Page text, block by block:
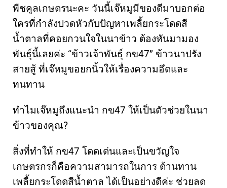
พืชคูลเกษตรนะคะ วันนี้เจ๊หมูมีของดีมาบอกต่อ
ใครที่กำลังปวดหัวกับปัญหาเพลี้ยกระโดดสี
น้ำตาลที่คอยกวนใจในนาข้าว ต้องหันมามอง
พันธุ์นี้เลยค่ะ “ข้าวเจ้าพันธุ์ กข47” ข้าวนาปรัง
สายสู้ ที่เจ๊หมูขอยกนิ้วให้เรื่องความอึดและ
ทนทาน
ทำไมเจ๊หมูถึงแนะนำ กข47 ให้เป็นตัวช่วยในนา
ข้าวของคุณ?
สิ่งที่ทำให้ กข47 โดดเด่นและเป็นขวัญใจ
เกษตรกรก็คือความสามารถในการ ต้านทาน
เพลี้ยกระโดดสีน้ำตาล ได้เป็นอย่างดีค่ะ ช่วยลด